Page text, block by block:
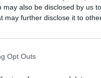
may also be disclosed by us
may further disclose it to
Opt Outs
التبويبالتحسيناتفي
إذا كان متاحًا ، لأنه يزيد من
للإشارة إلى أدناه والتي